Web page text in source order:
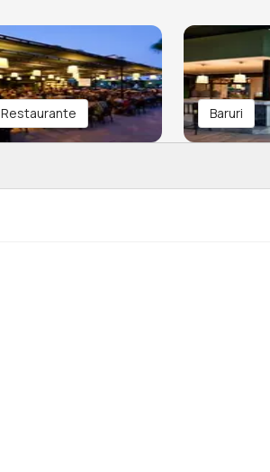
Restaurante Baruri